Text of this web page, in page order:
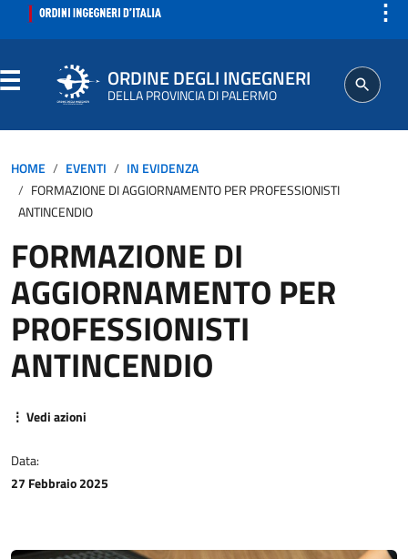
⋮
ORDINE DEGLI INGEGNERI
DELLA PROVINCIA DI PALERMO
SEGRETERIA
ISCRITTO
PROFESSIONE
AGGIORNAMENTI PROFESSIONALI
HOME EVENTI
IN EVIDENZA
FORMAZIONE DI AGGIORNAMENTO PER PROFESSIONISTI
ANTINCENDIO
FORMAZIONE DI
AGGIORNAMENTO PER
PROFESSIONISTI
ANTINCENDIO
⋮ Vedi azioni
Data:
27 Febbraio 2025